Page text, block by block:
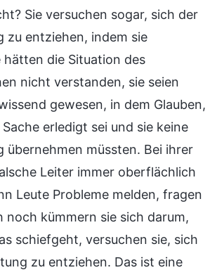
Sie versuchen sogar, sich der
zu entziehen, indem sie
hätten die Situation des
nicht verstanden, sie seien
gewesen, in dem Glauben,
erledigt sei und sie keine
übernehmen müssten. Bei ihrer
Leiter immer oberflächlich
Leute Probleme melden, fragen
noch kümmern sie sich darum,
schiefgeht, versuchen sie, sich
zu entziehen. Das ist eine